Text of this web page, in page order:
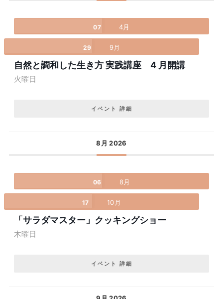
07 4月
29 9月
自然と調和した生き方 実践講座 4 月開講
火曜日
イベント 詳細
8月 2026
06 8月
17 10月
「サラダマスター」クッキングショー
木曜日
イベント 詳細